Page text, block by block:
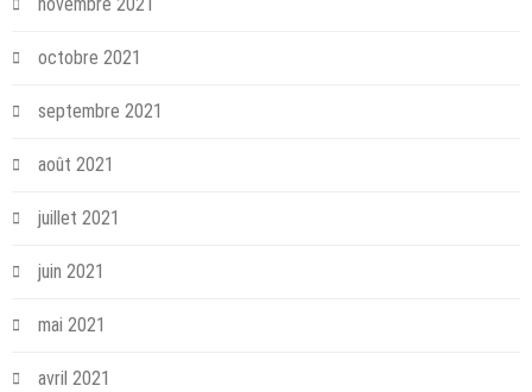
octobre 2021
septembre 2021
août 2021
juillet 2021
juin 2021
mai 2021
avril 2021